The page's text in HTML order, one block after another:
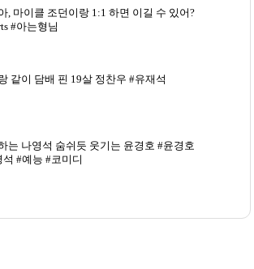
, 마이클 조던이랑 1:1 하면 이길 수 있어?
#아는형님
같이 담배 핀 19살 정찬우 #유재석
는 나영석 숨쉬듯 웃기는 윤경호 #윤경호
석 #예능 #코미디